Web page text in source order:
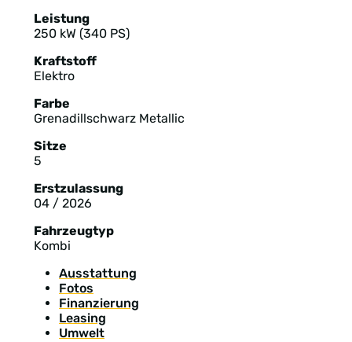
Leistung
250 kW (340 PS)
Kraftstoff
Elektro
Farbe
Grenadillschwarz Metallic
Sitze
5
Erstzulassung
04 / 2026
Fahrzeugtyp
Kombi
Ausstattung
Fotos
Finanzierung
Leasing
Umwelt